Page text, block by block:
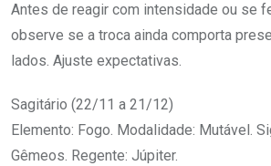
Antes de reagir com intensidade ou se
observe se a troca ainda comporta
lados. Ajuste expectativas.
Sagitário (22/11 a 21/12)
Elemento: Fogo. Modalidade: Mutável.
Gêmeos. Regente: Júpiter.